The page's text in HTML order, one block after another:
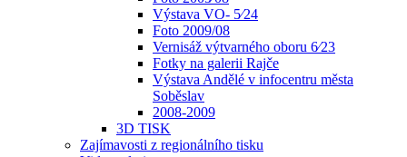
Výstava VO- 5⁄24
Foto 2009/08
Vernisáž výtvarného oboru 6⁄23
Fotky na galerii Rajče
Výstava Andělé v infocentru města
Soběslav
2008-2009
3D TISK
Zajímavosti z regionálního tisku